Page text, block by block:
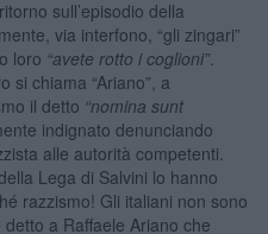
sull’episodio della
via interfono, “gli zingari”
loro “avete rotto i coglioni”.
si chiama “Ariano”, a
il detto “nomina sunt
indignato denunciando
alle autorità competenti.
Lega di Salvini lo hanno
razzismo! Gli italiani non sono
a Raffaele Ariano che